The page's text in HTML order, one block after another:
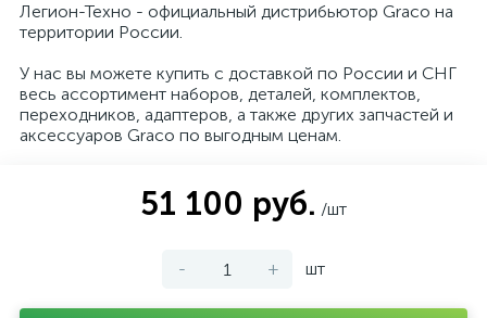
Легион-Техно - официальный дистрибьютор Graco на
территории России.
У нас вы можете купить с доставкой по России и СНГ
весь ассортимент наборов, деталей, комплектов,
переходников, адаптеров, а также других запчастей и
аксессуаров Graco по выгодным ценам.
51 100 руб. /шт
- + шт